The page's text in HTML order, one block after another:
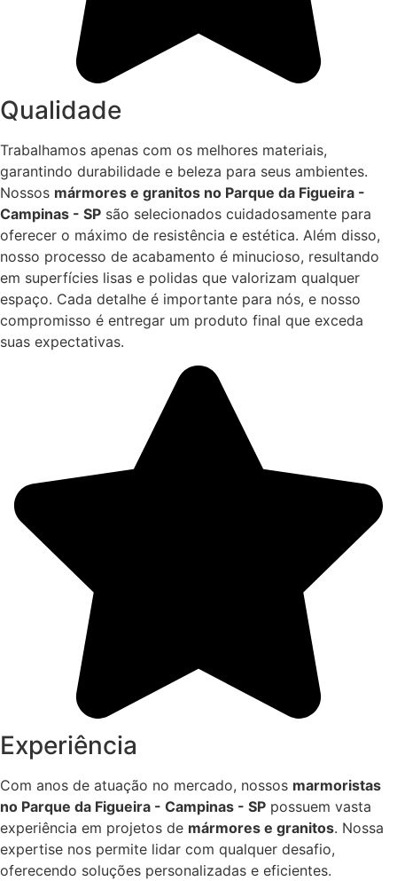
Qualidade
Trabalhamos apenas com os melhores materiais,
garantindo durabilidade e beleza para seus ambientes.
Nossos mármores e granitos no Parque da Figueira -
Campinas - SP são selecionados cuidadosamente para
oferecer o máximo de resistência e estética. Além disso,
nosso processo de acabamento é minucioso, resultando
em superfícies lisas e polidas que valorizam qualquer
espaço. Cada detalhe é importante para nós, e nosso
compromisso é entregar um produto final que exceda
suas expectativas.
Experiência
Com anos de atuação no mercado, nossos marmoristas
no Parque da Figueira - Campinas - SP possuem vasta
experiência em projetos de mármores e granitos. Nossa
expertise nos permite lidar com qualquer desafio,
oferecendo soluções personalizadas e eficientes.